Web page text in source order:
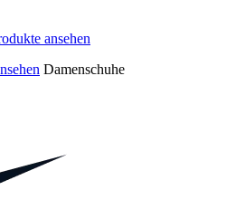
Damenschuhe